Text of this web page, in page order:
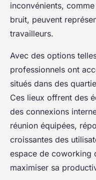
inconvénients,
bruit, peuvent
travailleurs.
Avec des options
professionnels ont
situés dans des
Ces lieux offrent des
des connexions
réunion équipées,
croissantes des
espace de coworking
maximiser sa